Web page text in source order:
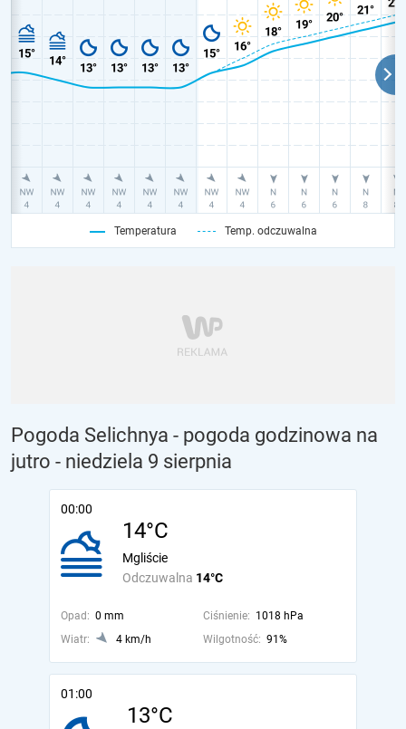
Temperatura Temp. odczuwalna
Pogoda Selichnya - pogoda godzinowa na
jutro - niedziela 9 sierpnia
00:00
14°C
Odczuwalna 14°C
Mgliście
Opad: 0 mm Ciśnienie: 1018 hPa
Wiatr:
4 km/h Wilgotność: 91%
01:00
13°C